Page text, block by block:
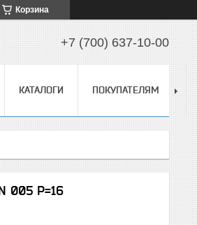
Корзина
+7 (700) 637-10-00
КАТАЛОГИ ПОКУПАТЕЛЯМ
005 P=16